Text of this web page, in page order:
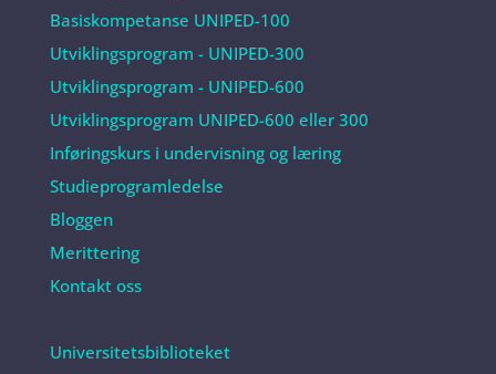
Basiskompetanse UNIPED-100
Utviklingsprogram - UNIPED-300
Utviklingsprogram - UNIPED-600
Utviklingsprogram UNIPED-600 eller 300
Inføringskurs i undervisning og læring
Studieprogramledelse
Bloggen
Merittering
Kontakt oss
Universitetsbiblioteket